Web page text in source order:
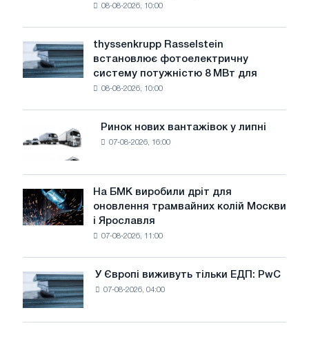
води
загрожує
безпеці
08-08-2026, 10:00
thyssenkrupp
Rasselstein
встановлює
фотоелектричну
досягнення
цілей
декарбонізації
thyssenkrupp Rasselstein
встановлює фотоелектричну
систему потужністю 8 МВт для
08-08-2026, 10:00
Ринок
нових
вантажівок
у
липні
Ринок нових вантажівок у липні
07-08-2026, 16:00
На
БМК
виробили
трамвайних
колій
Москви
і
На БМК виробили дріт для
оновлення трамвайних колій Москви
і Ярославля
07-08-2026, 11:00
Європі
виживуть
тільки
У Європі виживуть тільки ЕДП: PwC
07-08-2026, 04:00